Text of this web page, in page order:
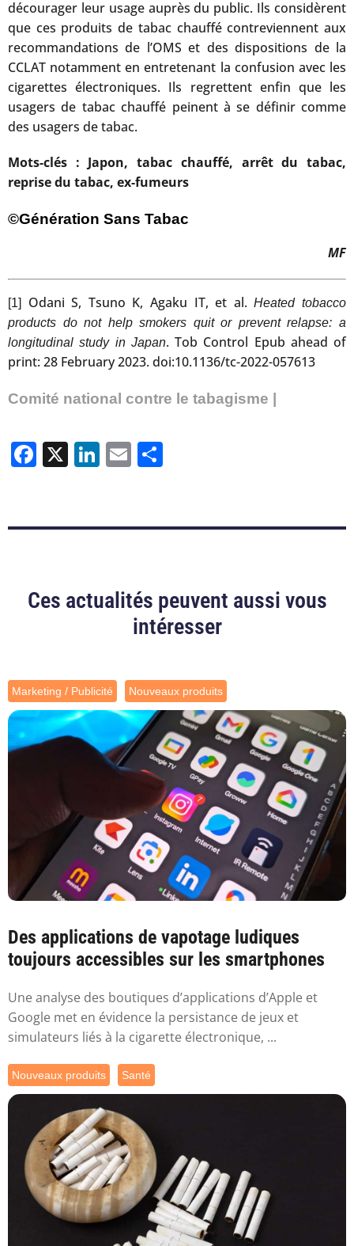
décourager leur usage auprès du public. Ils considèrent
que ces produits de tabac chauffé contreviennent aux
recommandations de l’OMS et des dispositions de la
CCLAT notamment en entretenant la confusion avec les
cigarettes électroniques. Ils regrettent enfin que les
usagers de tabac chauffé peinent à se définir comme
des usagers de tabac.
Mots-clés : Japon, tabac chauffé, arrêt du tabac,
reprise du tabac, ex-fumeurs
©Génération Sans Tabac
MF
[1] Odani S, Tsuno K, Agaku IT, et al.Heated tobacco
products do not help smokers quit or prevent relapse: a
longitudinal study in Japan. Tob Control Epub ahead of
print: 28 February 2023. doi:10.1136/tc-2022-057613
Comité national contre le tabagisme |
Facebook
X LinkedIn
Email
Ces actualités peuvent aussi vous
intéresser
Marketing / Publicité Nouveaux produits
Des applications de vapotage ludiques
toujours accessibles sur les smartphones
Une analyse des boutiques d’applications d’Apple et
Google met en évidence la persistance de jeux et
simulateurs liés à la cigarette électronique, ...
Nouveaux produits Santé